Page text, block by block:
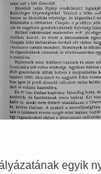
egyik